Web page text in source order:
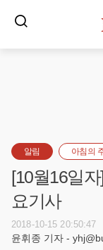
알림 아침의
[10월16일
요기사
2018-10-15 20:50:47
윤휘종 기자 -